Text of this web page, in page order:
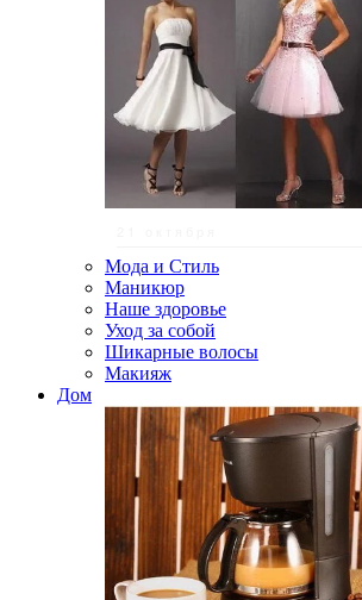
Мода и Стиль
Маникюр
Наше здоровье
Уход за собой
Шикарные волосы
Макияж
Дом